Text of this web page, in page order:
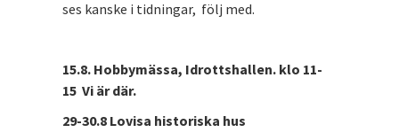
ses kanske i tidningar, följ med.
15.8. Hobbymässa, Idrottshallen. klo 11-
15 Vi är där.
29-30.8 Lovisa historiska hus